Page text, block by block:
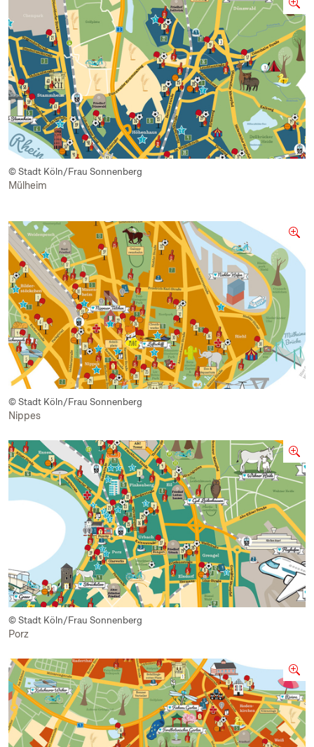
© Stadt Köln/Frau Sonnenberg
Mülheim
© Stadt Köln/Frau Sonnenberg
Nippes
© Stadt Köln/Frau Sonnenberg
Porz